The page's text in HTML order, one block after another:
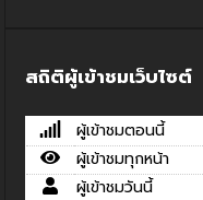
สถิติผู้เข้าชมเว็บไซต์
ผู้เข้าชมตอนนี้
ผู้เข้าชมทุกหน้า
ผู้เข้าชมวันนี้